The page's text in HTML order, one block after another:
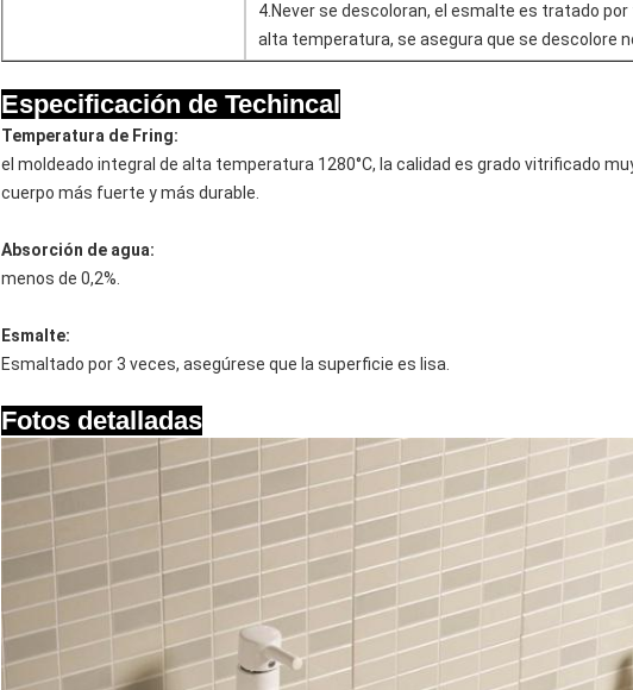
4.Never se descoloran, el esmalte es tratado
alta temperatura, se asegura que se descolore
Especificación de Techincal
Temperatura de Fring:
el moldeado integral de alta temperatura 1280°C, la calidad es grado vitrificado
cuerpo más fuerte y más durable.
Absorción de agua:
menos de 0,2%.
Esmalte:
Esmaltado por 3 veces, asegúrese que la superficie es lisa.
Fotos detalladas